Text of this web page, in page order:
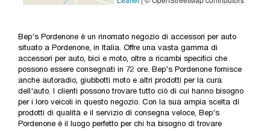
Bep's Pordenone è un rinomato negozio di accessori per auto
situato a Pordenone, in Italia. Offre una vasta gamma di
accessori per auto, bici e moto, oltre a ricambi specifici che
possono essere consegnati in 72 ore. Bep's Pordenone fornisce
anche autoradio, giubbotti moto e altri prodotti per la cura
dell'auto. I clienti possono trovare tutto ciò di cui hanno bisogno
per i loro veicoli in questo negozio. Con la sua ampia scelta di
prodotti di qualità e il servizio di consegna veloce, Bep's
Pordenone è il luogo perfetto per chi ha bisogno di trovare